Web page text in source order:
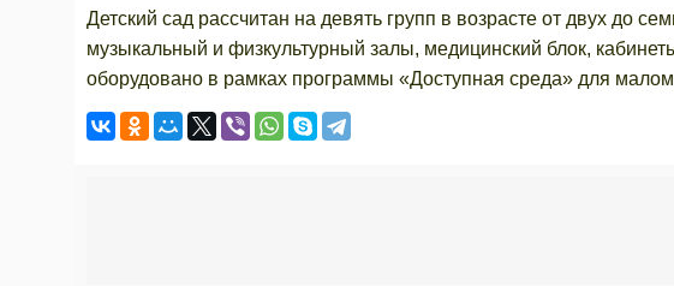
Детский сад рассчитан на девять групп в возрасте от двух до
музыкальный и физкультурный залы, медицинский блок,
оборудовано в рамках программы «Доступная среда» для